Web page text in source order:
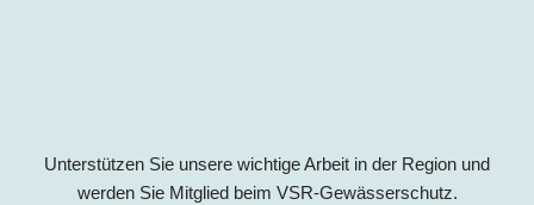
Unterstützen Sie unsere wichtige Arbeit in der Region und
werden Sie Mitglied beim VSR-Gewässerschutz.